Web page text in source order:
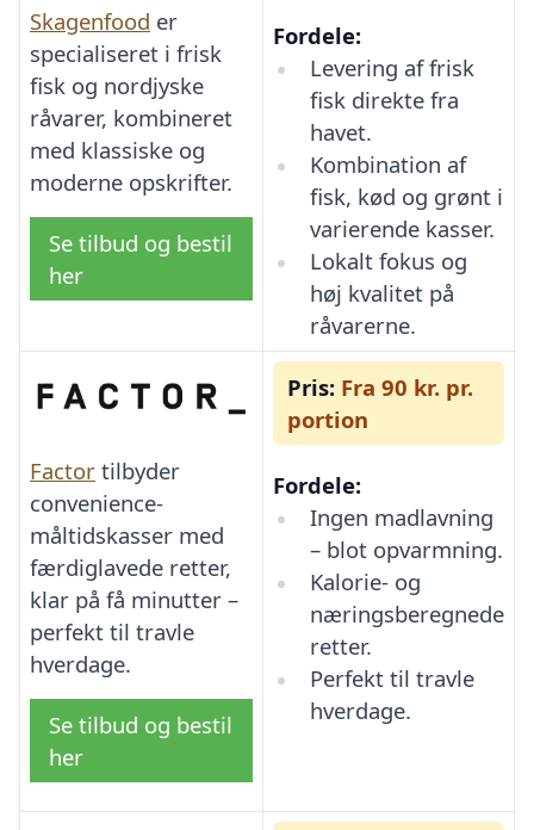
Skagenfood er
specialiseret i frisk
fisk og nordjyske
råvarer, kombineret
med klassiske og
moderne opskrifter.
Se tilbud og bestil
her
Fordele:
Levering af frisk
fisk direkte fra
havet.
Kombination af
fisk, kød og grønt i
varierende kasser.
Lokalt fokus og
høj kvalitet på
råvarerne.
Factor tilbyder
convenience-
måltidskasser med
færdiglavede retter,
klar på få minutter –
perfekt til travle
hverdage.
Se tilbud og bestil
her
Pris: Fra 90 kr. pr.
portion
Fordele:
Ingen madlavning
– blot opvarmning.
Kalorie- og
næringsberegnede
retter.
Perfekt til travle
hverdage.